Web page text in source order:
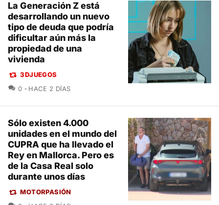
La Generación Z está
desarrollando un nuevo
tipo de deuda que podría
dificultar aún más la
propiedad de una
vivienda
3DJUEGOS
0 COMENTARIOS
HACE 2 DÍAS
Sólo existen 4.000
unidades en el mundo del
CUPRA que ha llevado el
Rey en Mallorca. Pero es
de la Casa Real solo
durante unos días
MOTORPASIÓN